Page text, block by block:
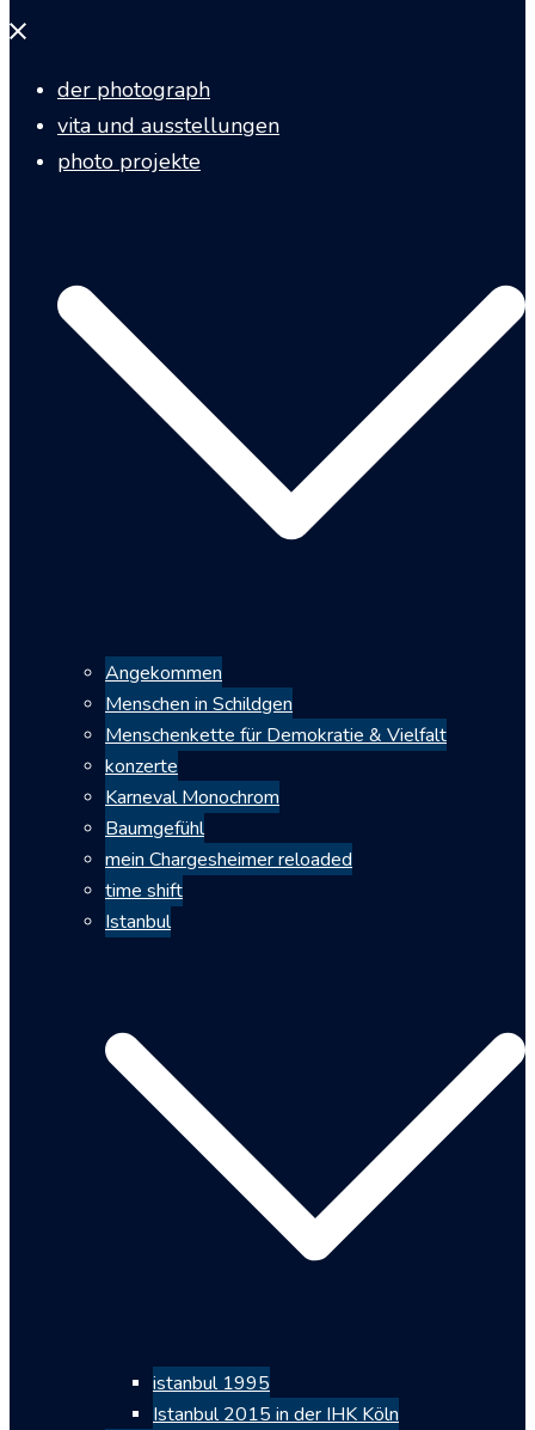
Menü
der photograph
vita und ausstellungen
photo projekte
Angekommen
Menschen in Schildgen
Menschenkette für Demokratie & Vielfalt
konzerte
Karneval Monochrom
Baumgefühl
mein Chargesheimer reloaded
time shift
Istanbul
istanbul 1995
Istanbul 2015 in der IHK Köln